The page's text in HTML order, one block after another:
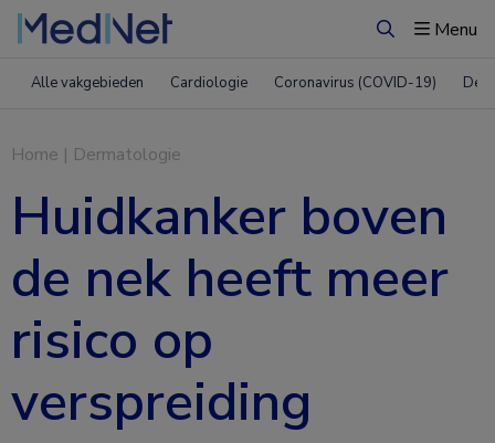
ZoekenMenu
Alle vakgebieden Cardiologie Coronavirus (COVID-19)
Home | Dermatologie
Huidkanker boven
de nek heeft meer
risico op
verspreiding